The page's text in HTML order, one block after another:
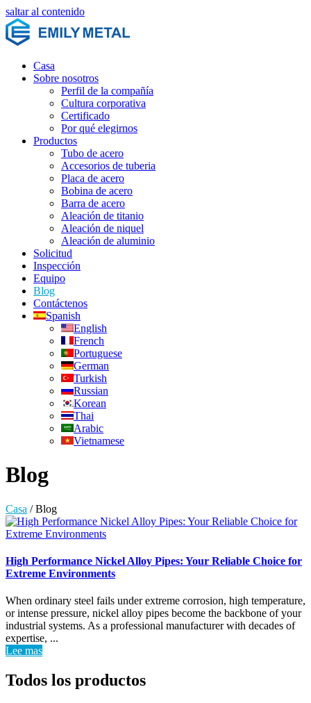
saltar al contenido
Casa
Sobre nosotros
Perfil de la compañía
Cultura corporativa
Certificado
Por qué elegirnos
Productos
Tubo de acero
Accesorios de tuberia
Placa de acero
Bobina de acero
Barra de acero
Aleación de titanio
Aleación de niquel
Aleación de aluminio
Solicitud
Inspección
Equipo
Blog
Contáctenos
Spanish
English
French
Portuguese
German
Turkish
Russian
Korean
Thai
Arabic
Vietnamese
Blog
Casa /Blog
High Performance Nickel Alloy Pipes: Your Reliable Choice for
Extreme Environments
When ordinary steel fails under extreme corrosion, high temperature,
or intense pressure, nickel alloy pipes become the backbone of your
industrial systems. As a professional manufacturer with decades of
expertise, ...
Lee mas
Todos los productos